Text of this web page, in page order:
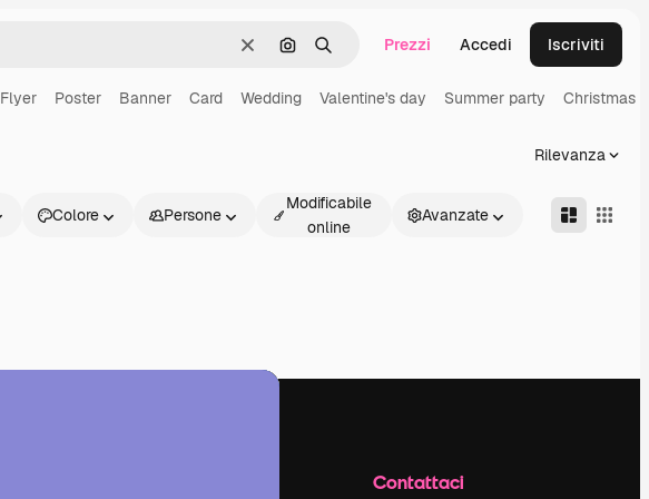
CancellaCerca per immagine
Ricerca Prezzi Accedi Iscriviti
Flyer Poster Banner Card Wedding Valentine's day Summer party Christmas
Rilevanza
Colore Persone
Modificabile
online
Avanzate
Contattaci